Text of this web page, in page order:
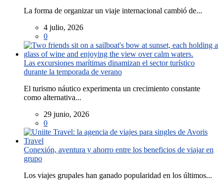
La forma de organizar un viaje internacional cambió de...
4 julio, 2026
0
Las excursiones marítimas dinamizan el sector turístico
durante la temporada de verano
El turismo náutico experimenta un crecimiento constante
como alternativa...
29 junio, 2026
0
Conexión, aventura y ahorro entre los beneficios de viajar en
grupo
Los viajes grupales han ganado popularidad en los últimos...